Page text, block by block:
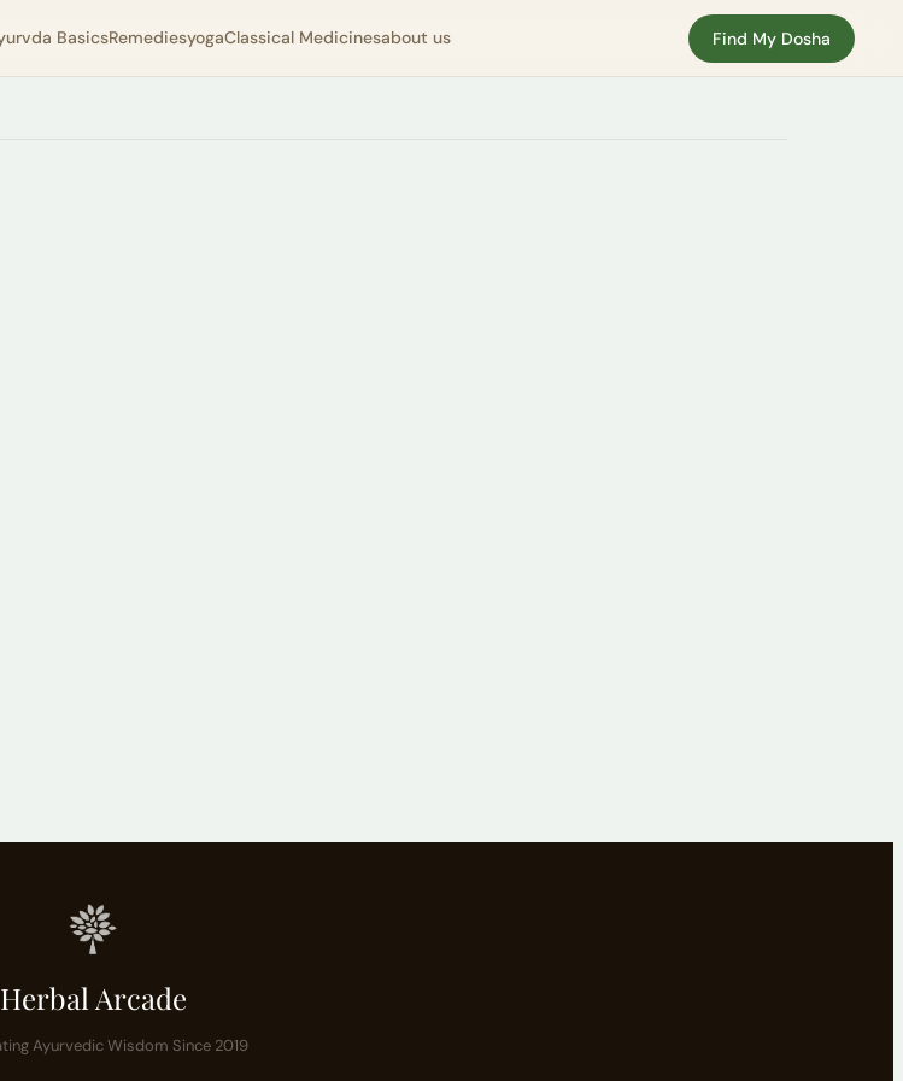
BasicsRemediesyogaClassical Medicinesabout us Find My Dosha
Herbal Arcade
Ayurvedic Wisdom Since 2019